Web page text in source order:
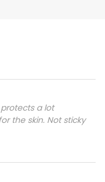
a lot
the skin. Not sticky